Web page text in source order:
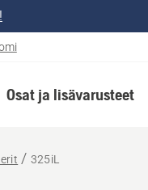
Osat ja lisävarusteet
325iL